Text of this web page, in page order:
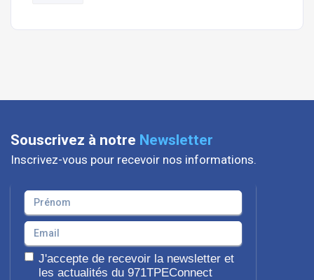
Souscrivez à notre Newsletter
Inscrivez-vous pour recevoir nos informations.
J'accepte de recevoir la newsletter et
les actualités du 971TPEConnect